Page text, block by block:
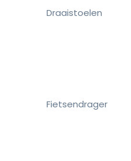
Draaistoelen
Fietsendrager